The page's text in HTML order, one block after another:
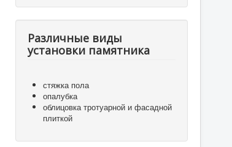
Различные виды
установки памятника
стяжка пола
опалубка
облицовка тротуарной и фасадной
плиткой